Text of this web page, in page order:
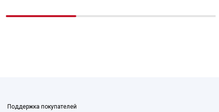
Поддержка покупателей